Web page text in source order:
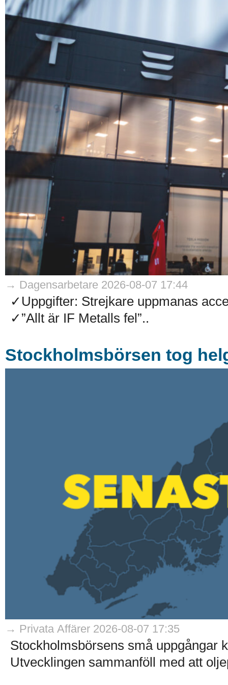
→ Dagensarbetare 2026-08-07 17:44
✓Uppgifter: Strejkare uppmanas
✓”Allt är IF Metalls fel”..
Stockholmsbörsen tog
→ Privata Affärer 2026-08-07 17:35
Stockholmsbörsens små uppgångar
Utvecklingen sammanföll med att